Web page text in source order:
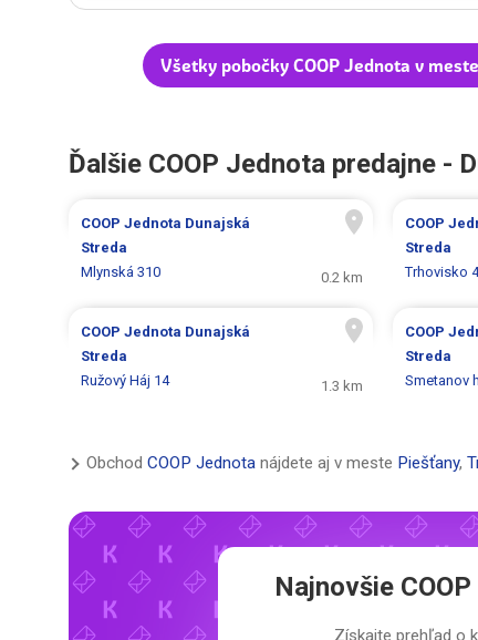
Všetky pobočky COOP Jednota v
Ďalšie COOP Jednota predajne -
COOP Jednota Dunajská
Streda
Mlynská 310
0.2 km
COOP
Streda
Trhovisko
COOP Jednota Dunajská
Streda
Ružový Háj 14
1.3 km
COOP
Streda
Smetanov
Obchod COOP Jednota nájdete aj v meste Piešťany,
Najnovšie
Získajte prehľad o